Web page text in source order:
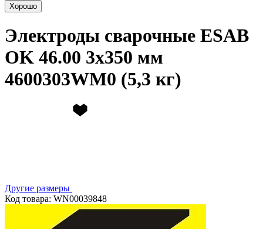
Хорошо
Электроды сварочные ESAB
OK 46.00 3х350 мм
4600303WM0 (5,3 кг)
Другие размеры
Код товара: WN00039848